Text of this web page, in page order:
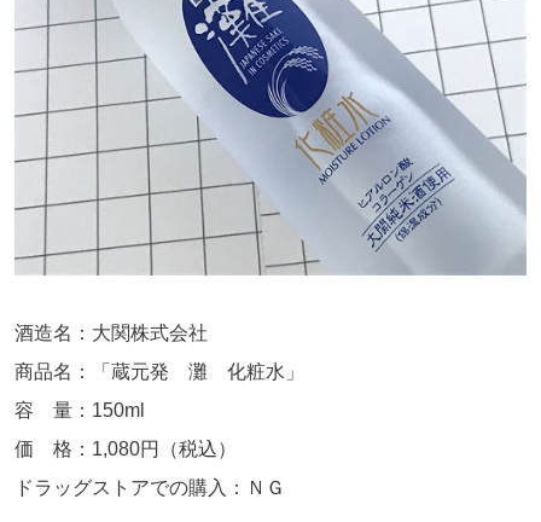
酒造名：大関株式会社
商品名：「蔵元発 灘 化粧水」
容 量：150ml
価 格：1,080円（税込）
ドラッグストアでの購入：ＮＧ